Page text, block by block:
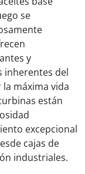
se
y
inherentes del
máxima vida
están
excepcional
cajas de
industriales.